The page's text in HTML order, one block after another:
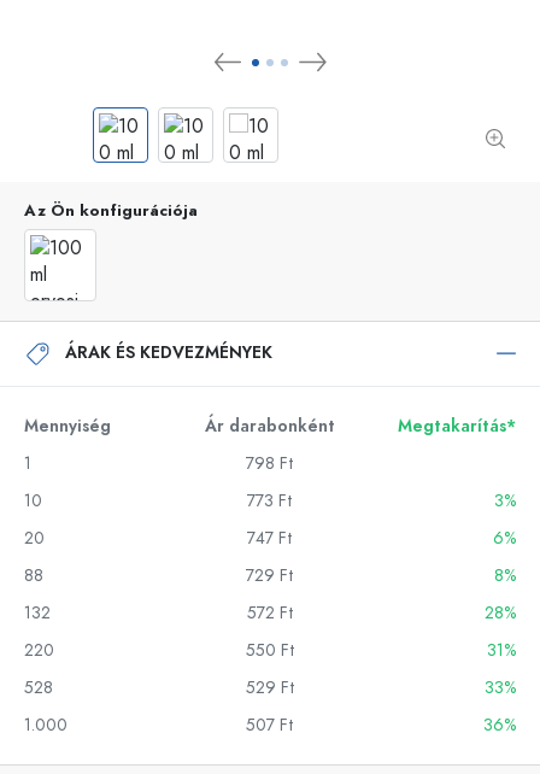
Az Ön konfigurációja
ÁRAK ÉS KEDVEZMÉNYEK
Mennyiség Ár darabonként
Megtakarítás*
1
798 Ft
10
773 Ft
3%
20
747 Ft
6%
88
729 Ft
8%
132
572 Ft
28%
220
550 Ft
31%
528
529 Ft
33%
1.000
507 Ft 36%